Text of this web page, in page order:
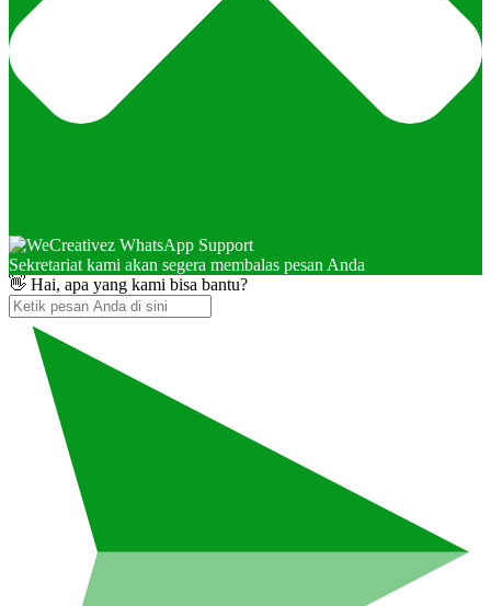
Sekretariat kami akan segera membalas pesan Anda
👋 Hai, apa yang kami bisa bantu?